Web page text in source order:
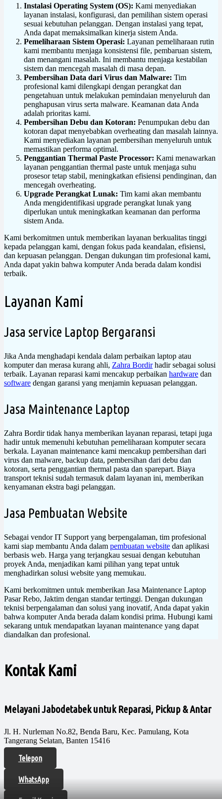
Instalasi Operating System (OS): Kami menyediakan
layanan instalasi, konfigurasi, dan pemilihan sistem operasi
sesuai kebutuhan pelanggan. Dengan instalasi yang tepat,
Anda dapat memaksimalkan kinerja sistem Anda.
Pemeliharaan Sistem Operasi: Layanan pemeliharaan rutin
kami membantu menjaga konsistensi file, pembaruan sistem,
dan menangani masalah. Ini membantu menjaga kestabilan
sistem dan mencegah masalah di masa depan.
Pembersihan Data dari Virus dan Malware: Tim
profesional kami dilengkapi dengan perangkat dan
pengetahuan untuk melakukan pemindaian menyeluruh dan
penghapusan virus serta malware. Keamanan data Anda
adalah prioritas kami.
Pembersihan Debu dan Kotoran: Penumpukan debu dan
kotoran dapat menyebabkan overheating dan masalah lainnya.
Kami menyediakan layanan pembersihan menyeluruh untuk
memastikan performa optimal.
Penggantian Thermal Paste Processor: Kami menawarkan
layanan penggantian thermal paste untuk menjaga suhu
prosesor tetap stabil, meningkatkan efisiensi pendinginan, dan
mencegah overheating.
Upgrade Perangkat Lunak: Tim kami akan membantu
Anda mengidentifikasi upgrade perangkat lunak yang
diperlukan untuk meningkatkan keamanan dan performa
sistem Anda.
Kami berkomitmen untuk memberikan layanan berkualitas tinggi
kepada pelanggan kami, dengan fokus pada keandalan, efisiensi,
dan kepuasan pelanggan. Dengan dukungan tim profesional kami,
Anda dapat yakin bahwa komputer Anda berada dalam kondisi
terbaik.
Layanan Kami
Jasa service Laptop Bergaransi
Jika Anda menghadapi kendala dalam perbaikan laptop atau
komputer dan merasa kurang ahli, Zahra Bordirhadir sebagai solusi
terbaik. Layanan reparasi kami mencakup perbaikan hardware dan
software dengan garansi yang menjamin kepuasan pelanggan.
Jasa Maintenance Laptop
Zahra Bordir tidak hanya memberikan layanan reparasi, tetapi juga
hadir untuk memenuhi kebutuhan pemeliharaan komputer secara
berkala. Layanan maintenance kami mencakup pembersihan dari
virus dan malware, backup data, pembersihan dari debu dan
kotoran, serta penggantian thermal pasta dan sparepart. Biaya
transport teknisi sudah termasuk dalam layanan ini, memberikan
kenyamanan ekstra bagi pelanggan.
Jasa Pembuatan Website
Sebagai vendor IT Support yang berpengalaman, tim profesional
kami siap membantu Anda dalam pembuatan website dan aplikasi
berbasis web. Harga yang terjangkau sesuai dengan kebutuhan
proyek Anda, menjadikan kami pilihan yang tepat untuk
menghadirkan solusi website yang memukau.
Kami berkomitmen untuk memberikan Jasa Maintenance Laptop
Pasar Rebo, Jaktim dengan standar tertinggi. Dengan dukungan
teknisi berpengalaman dan solusi yang inovatif, Anda dapat yakin
bahwa komputer Anda berada dalam kondisi prima. Hubungi kami
sekarang untuk mendapatkan layanan maintenance yang dapat
diandalkan dan profesional.
Kontak Kami
Melayani Jabodetabek untuk Reparasi, Pickup & Antar
Jl. H. Nurleman No.82, Benda Baru, Kec. Pamulang, Kota
Tangerang Selatan, Banten 15416
Telepon
WhatsApp